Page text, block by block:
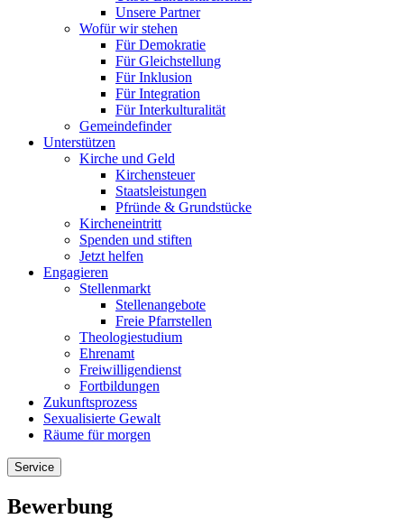
Unsere Partner
Wofür wir stehen
Für Demokratie
Für Gleichstellung
Für Inklusion
Für Integration
Für Interkulturalität
Gemeindefinder
Unterstützen
Kirche und Geld
Kirchensteuer
Staatsleistungen
Pfründe & Grundstücke
Kircheneintritt
Spenden und stiften
Jetzt helfen
Engagieren
Stellenmarkt
Stellenangebote
Freie Pfarrstellen
Theologiestudium
Ehrenamt
Freiwilligendienst
Fortbildungen
Zukunftsprozess
Sexualisierte Gewalt
Räume für morgen
Service
Bewerbung